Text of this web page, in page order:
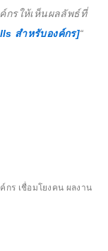
กรให้เห็นผลลัพธ์ที่
สำหรับองค์กร]“
กร เชื่อมโยงคน ผลงาน